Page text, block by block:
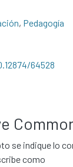
, Pedagogía
64528
se indique lo
como